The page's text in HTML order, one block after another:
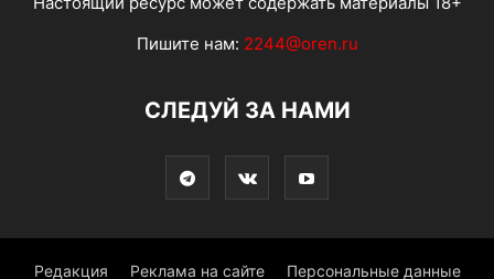
Пишите нам: 2244@oren.ru
СЛЕДУЙ ЗА НАМИ
Редакция Реклама на сайте Персональные данные